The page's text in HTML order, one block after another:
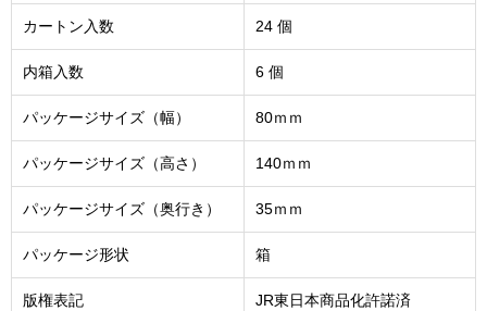
カートン入数 24 個
内箱入数 6 個
パッケージサイズ（幅） 80ｍｍ
パッケージサイズ（高さ） 140ｍｍ
パッケージサイズ（奥行き） 35ｍｍ
パッケージ形状 箱
版権表記 JR東日本商品化許諾済